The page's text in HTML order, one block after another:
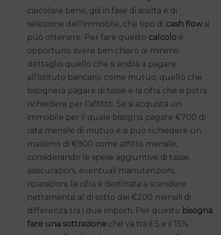
calcolare bene, già in fase di scelta e di
selezione dell’immobile, che tipo di cash flow si
può ottenere. Per fare questo calcolo è
opportuno avere ben chiaro al minimo
dettaglio quello che si andrà a pagare
all’istituto bancario come mutuo, quello che
bisognerà pagare di tasse e la cifra che si potrà
richiedere per l’affitto. Se si acquista un
immobile per il quale bisogna pagare €700 di
rata mensile di mutuo e si può richiedere un
massimo di €900 come affitto mensile,
considerando le spese aggiuntive di tasse,
assicurazioni, eventuali manutenzioni,
riparazioni, la cifra è destinata a scendere
nettamente al di sotto dei €200 mensili di
differenza tra i due importi. Per questo bisogna
fare una sottrazione che va tra il 5 e il 15%